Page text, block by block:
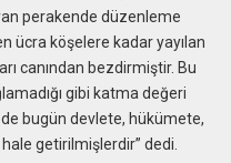
perakende düzenleme
ücra köşelere kadar yayılan
canından bezdirmiştir. Bu
gibi katma değeri
bugün devlete, hükümete,
getirilmişlerdir” dedi.